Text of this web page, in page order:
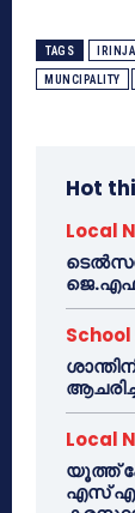
TAGS
MUNCIPALITY
Hot
Local
Local
യൂത്ത്
എസ് എൽ